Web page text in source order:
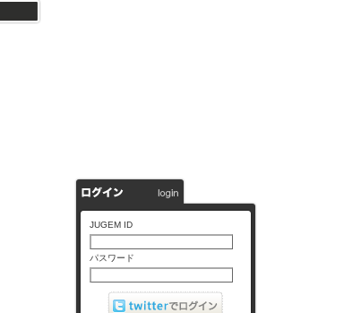
JUGEM ID
パスワード